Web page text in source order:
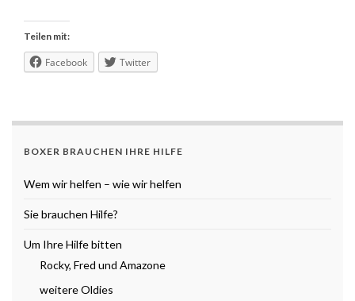
Teilen mit:
Facebook Twitter
BOXER BRAUCHEN IHRE HILFE
Wem wir helfen – wie wir helfen
Sie brauchen Hilfe?
Um Ihre Hilfe bitten
Rocky, Fred und Amazone
weitere Oldies